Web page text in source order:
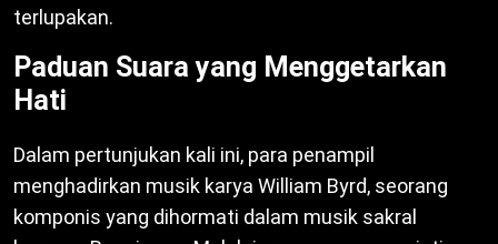
terlupakan.
Paduan Suara yang Menggetarkan
Hati
Dalam pertunjukan kali ini, para penampil
menghadirkan musik karya William Byrd, seorang
komponis yang dihormati dalam musik sakral